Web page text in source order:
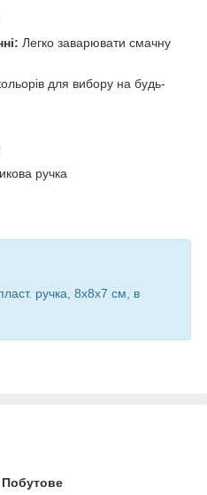
Легко заварювати смачну
для вибору на будь-
ручка
ручка, 8х8х7 см, в
Побутове